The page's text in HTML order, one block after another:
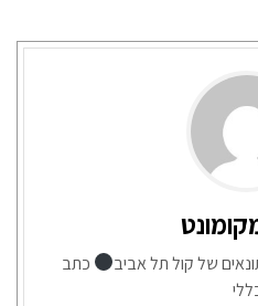
של קול תל אביב
כתב